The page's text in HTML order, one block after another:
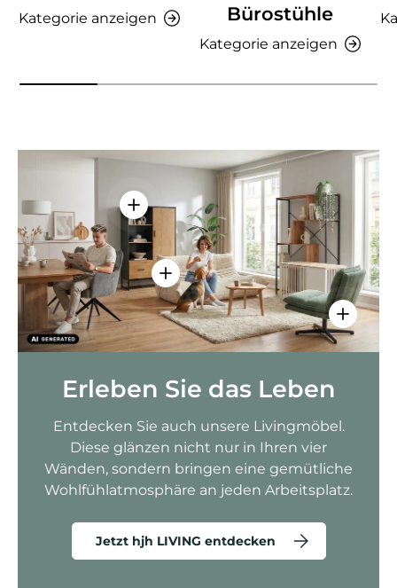
Kategorie anzeigen
Bürostühle
Kategorie anzeigen
Einzelheiten anzeigen - AMIO H -
Einzelheiten anzeigen - Sitzolo 2
Erleben Sie das Leben
Entdecken Sie auch unsere Livingmöbel.
Diese glänzen nicht nur in Ihren vier
Wänden, sondern bringen eine gemütliche
Wohlfühlatmosphäre an jeden Arbeitsplatz.
Jetzt hjh LIVING entdecken